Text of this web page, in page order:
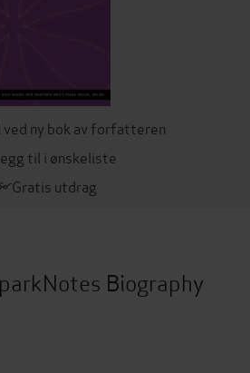
ved ny bok av forfatteren
til i ønskeliste
Gratis utdrag
Biography